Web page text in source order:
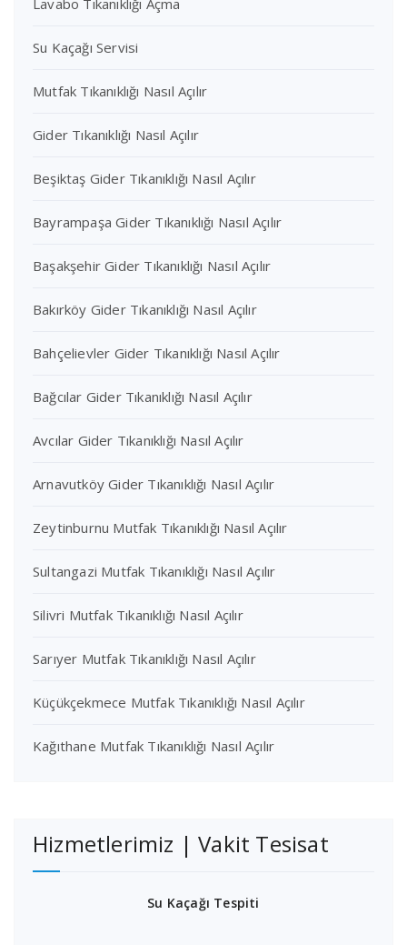
Lavabo Tıkanıklığı Açma
Su Kaçağı Servisi
Mutfak Tıkanıklığı Nasıl Açılır
Gider Tıkanıklığı Nasıl Açılır
Beşiktaş Gider Tıkanıklığı Nasıl Açılır
Bayrampaşa Gider Tıkanıklığı Nasıl Açılır
Başakşehir Gider Tıkanıklığı Nasıl Açılır
Bakırköy Gider Tıkanıklığı Nasıl Açılır
Bahçelievler Gider Tıkanıklığı Nasıl Açılır
Bağcılar Gider Tıkanıklığı Nasıl Açılır
Avcılar Gider Tıkanıklığı Nasıl Açılır
Arnavutköy Gider Tıkanıklığı Nasıl Açılır
Zeytinburnu Mutfak Tıkanıklığı Nasıl Açılır
Sultangazi Mutfak Tıkanıklığı Nasıl Açılır
Silivri Mutfak Tıkanıklığı Nasıl Açılır
Sarıyer Mutfak Tıkanıklığı Nasıl Açılır
Küçükçekmece Mutfak Tıkanıklığı Nasıl Açılır
Kağıthane Mutfak Tıkanıklığı Nasıl Açılır
Hizmetlerimiz | Vakit Tesisat
Su Kaçağı Tespiti